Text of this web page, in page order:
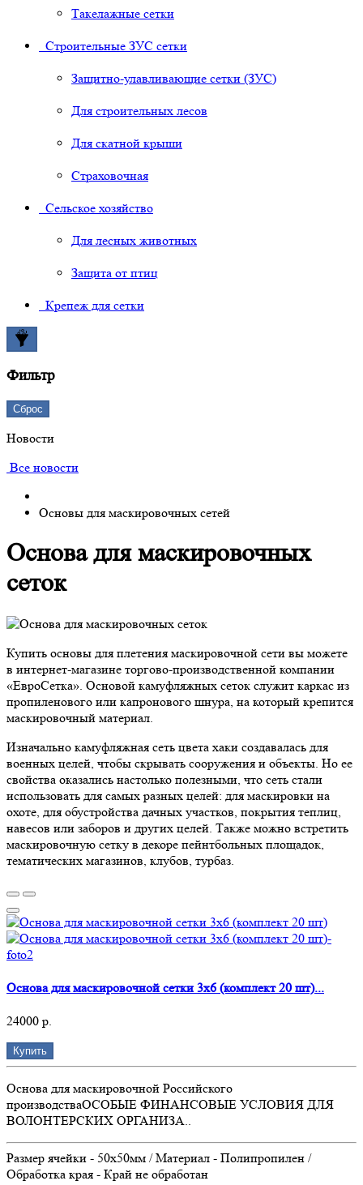
Такелажные сетки
Строительные ЗУС сетки
Защитно-улавливающие сетки (ЗУС)
Для строительных лесов
Для скатной крыши
Страховочная
Сельское хозяйство
Для лесных животных
Защита от птиц
Крепеж для сетки
Фильтр
Сброс
Новости
Все новости
Основы для маскировочных сетей
Основа для маскировочных
сеток
Купить основы для плетения маскировочной сети вы можете
в интернет-магазине торгово-производственной компании
«ЕвроСетка». Основой камуфляжных сеток служит каркас из
пропиленового или капронового шнура, на который крепится
маскировочный материал.
Изначально камуфляжная сеть цвета хаки создавалась для
военных целей, чтобы скрывать сооружения и объекты. Но ее
свойства оказались настолько полезными, что сеть стали
использовать для самых разных целей: для маскировки на
охоте, для обустройства дачных участков, покрытия теплиц,
навесов или заборов и других целей. Также можно встретить
маскировочную сетку в декоре пейнтбольных площадок,
тематических магазинов, клубов, турбаз.
Основа для маскировочной сетки 3х6 (комплект 20 шт)...
24000 р.
Купить
Основа для маскировочной Российского
производстваОСОБЫЕ ФИНАНСОВЫЕ УСЛОВИЯ ДЛЯ
ВОЛОНТЕРСКИХ ОРГАНИЗА..
Размер ячейки - 50х50мм / Материал - Полипропилен /
Обработка края - Край не обработан